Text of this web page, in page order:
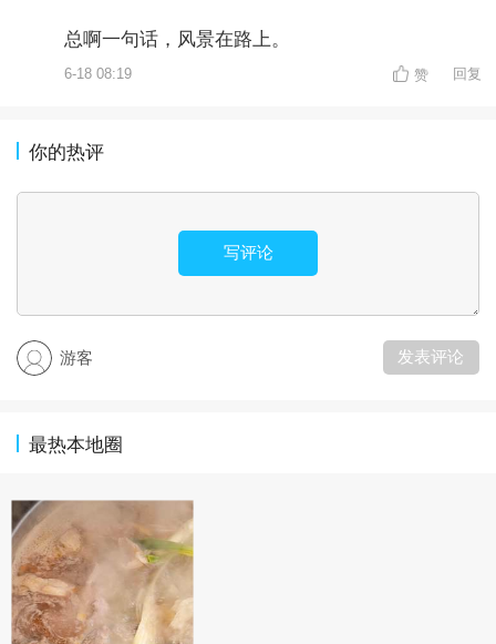
总啊一句话，风景在路上。
6-18 08:19 赞 回复
你的热评
写评论
游客 发表评论
最热本地圈